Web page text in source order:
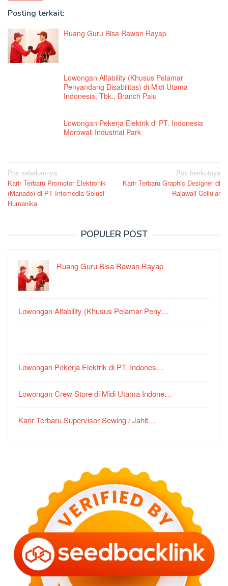
Posting terkait:
Ruang Guru Bisa Rawan Rayap
Lowongan Alfability (Khusus Pelamar
Penyandang Disabilitas) di Midi Utama
Indonesia, Tbk., Branch Palu
Lowongan Pekerja Elektrik di PT. Indonesia
Morowali Industrial Park
Navigasi
pos
Pos sebelumnya
Karir Terbaru Promotor Elektronik
(Manado) di PT Infomedia Solusi
Humanika
Pos berikutnya
Karir Terbaru Graphic Designer di
Rajawali Cellular
POPULER POST
Ruang Guru Bisa Rawan Rayap
Lowongan Alfability (Khusus Pelamar Peny…
Lowongan Pekerja Elektrik di PT. Indones…
Lowongan Crew Store di Midi Utama Indone…
Karir Terbaru Supervisor Sewing / Jahit…